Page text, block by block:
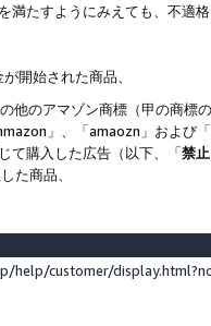
満たすようにみえても、不適
開始された商品、
他のアマゾン商標（甲の商
」、「amaozn」および
て購入した広告（以下、「禁
た商品、
help/customer/